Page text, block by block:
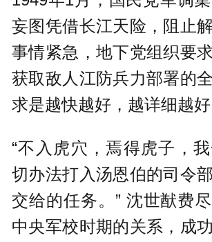
妄图凭借长江天险，阻止
事情紧急，地下党组织要
获取敌人江防兵力部署的
求是越快越好，越详细越好
“不入虎穴，焉得虎子，
切办法打入汤恩伯的司令
交给的任务。” 沈世猷费
中央军校时期的关系，成